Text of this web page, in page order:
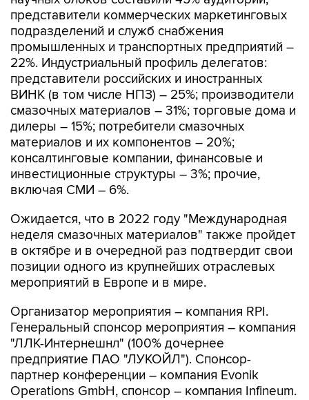
представители коммерческих маркетинговых
подразделений и служб снабжения
промышленных и транспортных предприятий –
22%. Индустриальный профиль делегатов:
представители российских и иностранных
ВИНК (в том числе НПЗ) – 25%; производители
смазочных материалов – 31%; торговые дома и
дилеры – 15%; потребители смазочных
материалов и их компонентов – 20%;
консалтинговые компании, финансовые и
инвестиционные структуры – 3%; прочие,
включая СМИ – 6%.
Ожидается, что в 2022 году "Международная
неделя смазочных материалов" также пройдет
в октябре и в очередной раз подтвердит свои
позиции одного из крупнейших отраслевых
мероприятий в Европе и в мире.
Организатор мероприятия – компания RPI.
Генеральный спонсор мероприятия – компания
"ЛЛК-Интернешнл" (100% дочернее
предприятие ПАО "ЛУКОЙЛ"). Спонсор-
партнер конференции – компания Evonik
Operations GmbH, спонсор – компания Infineum.